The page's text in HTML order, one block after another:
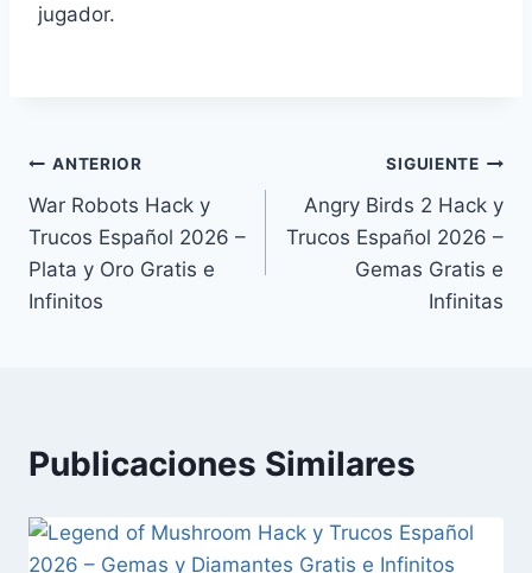
jugador.
Navegación
de
entradas
ANTERIOR
War Robots Hack y
Trucos Español 2026 –
Plata y Oro Gratis e
Infinitos
SIGUIENTE
Angry Birds 2 Hack y
Trucos Español 2026 –
Gemas Gratis e
Infinitas
Publicaciones Similares